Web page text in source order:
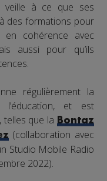
veille à ce que ses
des formations pour
en cohérence avec
aussi pour qu’ils
régulièrement la
et est
que la Bontaz
(collaboration avec
Studio Mobile Radio
2022).